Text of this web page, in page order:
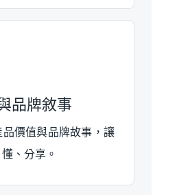
品牌敘事
品價值與品牌故事，讓
、分享。